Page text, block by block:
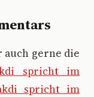
auch gerne die
spricht im
spricht im